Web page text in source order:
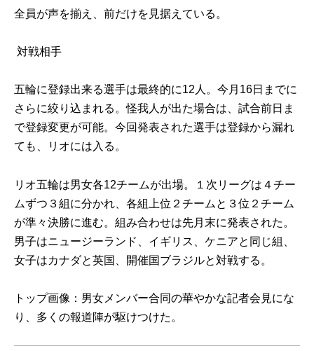
全員が声を揃え、前だけを見据えている。
対戦相手
五輪に登録出来る選手は最終的に12人。今月16日までに
さらに絞り込まれる。怪我人が出た場合は、試合前日ま
で登録変更が可能。今回発表された選手は登録から漏れ
ても、リオには入る。
リオ五輪は男女各12チームが出場。１次リーグは４チー
ムずつ３組に分かれ、各組上位２チームと３位２チーム
が準々決勝に進む。組み合わせは先月末に発表された。
男子はニュージーランド、イギリス、ケニアと同じ組、
女子はカナダと英国、開催国ブラジルと対戦する。
トップ画像：男女メンバー合同の華やかな記者会見にな
り、多くの報道陣が駆けつけた。